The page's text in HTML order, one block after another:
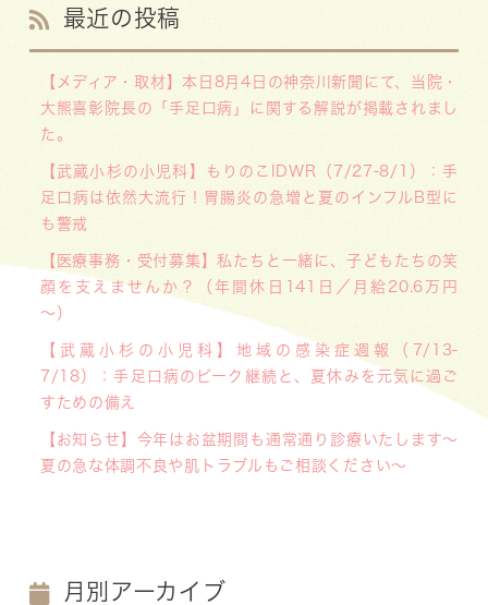
最近の投稿
【メディア・取材】本日8月4日の神奈川新聞にて、当院・
大熊喜彰院長の「手足口病」に関する解説が掲載されまし
た。
【武蔵小杉の小児科】もりのこIDWR（7/27-8/1）：手
足口病は依然大流行！胃腸炎の急増と夏のインフルB型に
も警戒
【医療事務・受付募集】私たちと一緒に、子どもたちの笑
顔を支えませんか？（年間休日141日／月給20.6万円
～）
【武蔵小杉の小児科】地域の感染症週報（7/13-
7/18）：手足口病のピーク継続と、夏休みを元気に過ご
すための備え
【お知らせ】今年はお盆期間も通常通り診療いたします〜
夏の急な体調不良や肌トラブルもご相談ください〜
月別アーカイブ